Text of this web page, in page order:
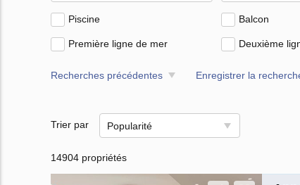
Piscine Balcon
Première ligne de mer Deuxième
Recherches précédentes Enregistrer la
Trier par Popularité
14904 propriétés